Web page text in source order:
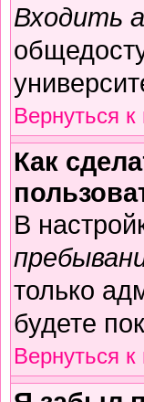
Входить
Вернуться к
Как
В
только
будете
Вернуться к